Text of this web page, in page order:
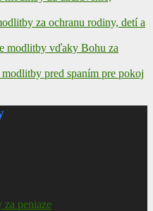
za ochranu rodiny, detí a
modlitby vďaky Bohu za
pred spaním pre pokoj
za peniaze